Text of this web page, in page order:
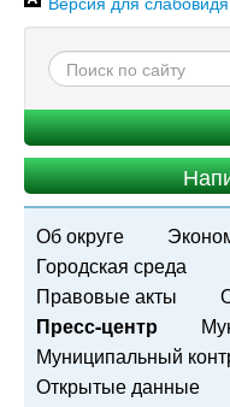
Об округе
Городская среда
Правовые акты
Пресс-центр
Муниципальный
Открытые данные